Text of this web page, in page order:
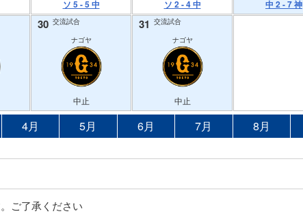
ソ 5 - 5 中 ソ 2 - 4 中 中 2 - 7 神
30 交流試合
ナゴヤ
中止
31 交流試合
ナゴヤ
中止
4月 5月 6月 7月 8月
ご了承ください